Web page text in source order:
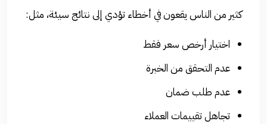
كثير من الناس يقعون في أخطاء تؤدي إلى نتائج سيئة، مثل:
اختيار أرخص سعر فقط
عدم التحقق من الخبرة
عدم طلب ضمان
تجاهل تقييمات العملاء